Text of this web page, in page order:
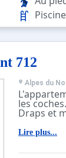
Piscine
712
Alpes du
les coches.
Draps et
équipé de
Lire plus...